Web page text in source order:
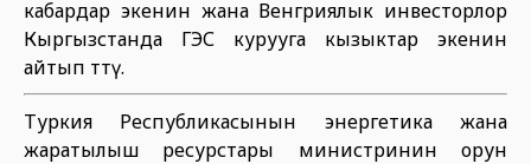
кабардар экенин жана Венгриялык инвесторлор
Кыргызстанда ГЭС курууга кызыктар экенин
айтып өттү.
Туркия Республикасынын энергетика жана
жаратылыш ресурстары министринин орун